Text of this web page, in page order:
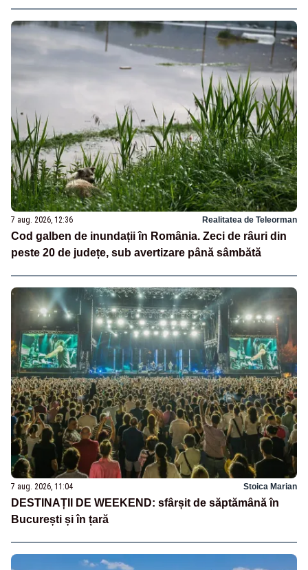
7 aug. 2026, 12:36 Realitatea de Teleorman
Cod galben de inundații în România. Zeci de râuri din
peste 20 de județe, sub avertizare până sâmbătă
7 aug. 2026, 11:04 Stoica Marian
DESTINAȚII DE WEEKEND: sfârșit de săptămână în
București și în țară